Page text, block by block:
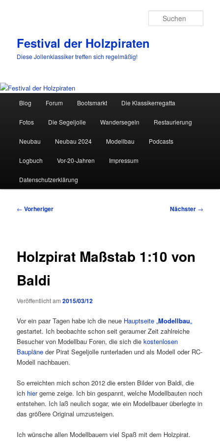
Festival der Holzpiraten
Diese Jollenklassiker treffen sich regelmäßig!
Zum
primären
Inhalt
springen
Blog Forum Bootsmarkt Die Klassikerregatta
Fotos Die Segeljolle Wandersegeln Restaurierung
Neubau Neubau 2024 Modellbau Podcasts
Logbuch Vor-20-Jahren Impressum
Datenschutzerklärung
Beitragsnavigation
← Vorheriger Nächster →
Holzpirat Maßstab 1:10 von
Baldi
Veröffentlicht am2015/03/12
Vor ein paar Tagen habe ich die neue Hauptseite „Modellbau„
gestartet. Ich beobachte schon seit geraumer Zeit zahlreiche
Besucher von Modellbau Foren, die sich diekostenlosen
Baupläne der Pirat Segeljolle runterladen und als Modell oder RC-
Modell nachbauen.
So erreichten mich schon 2012 die ersten Bilder von Baldi, die
ich hiergerne zeige. Ich bin gespannt, welche Modellbauten noch
entstehen. Ich laß neulich sogar, wie ein Modellbauer überlegte in
das größere Original umzusteigen.
Ich wünsche allen Modellbauern viel Spaß mit dem Holzpirat.